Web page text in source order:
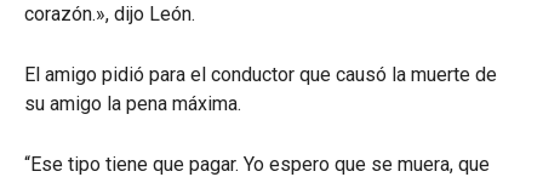
corazón.», dijo León.
El amigo pidió para el conductor que causó la muerte de
su amigo la pena máxima.
“Ese tipo tiene que pagar. Yo espero que se muera, que